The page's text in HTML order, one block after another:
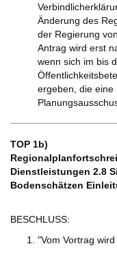
Änderung des
der Regierung
Antrag wird erst
wenn sich im bis
ergeben, die eine
TOP 1b)
Dienstleistungen 2.8
Bodenschätzen
BESCHLUSS:
"Vom Vortrag